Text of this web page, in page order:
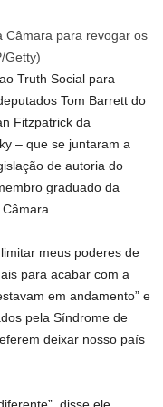
Câmara para revogar os
Getty)
Truth Social para
Tom Barrett do
Fitzpatrick da
– que se juntaram a
de autoria do
graduado da
meus poderes de
para acabar com a
em andamento” e
pela Síndrome de
deixar nosso país
disse ele,